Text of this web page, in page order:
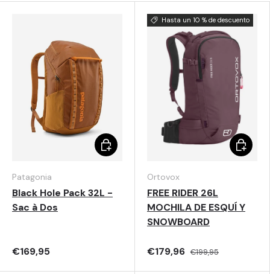
Patagonia
Black Hole Pack 32L -
Sac à Dos
€169,95
Elegir opciones
Hasta un 10 % de descuento
Ortovox
FREE RIDER 26L
MOCHILA DE ESQUÍ Y
SNOWBOARD
€179,96 €199,95
Elegir